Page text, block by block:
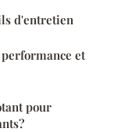
d'entretien
et
pour